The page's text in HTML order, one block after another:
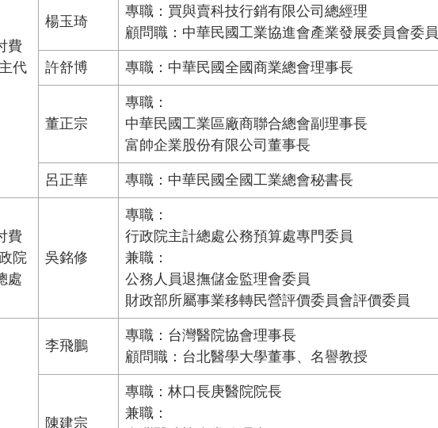
費
代
楊玉琦
專職：買與賣科技行銷有限公司總經理
顧問職：中華民國工業協進會產業發展委員會委員
許舒博 專職：中華民國全國商業總會理事長
董正宗
專職：
中華民國工業區廠商聯合總會副理事長
富帥企業股份有限公司董事長
呂正華 專職：中華民國全國工業總會秘書長
費
院
處
吳銘修
專職：
行政院主計總處公務預算處專門委員
兼職：
公務人員退撫儲金監理會委員
財政部所屬事業移轉民營評價委員會評價委員
李飛鵬
專職：台灣醫院協會理事長
顧問職：台北醫學大學董事、名譽教授
陳建宗
專職：林口長庚醫院院長
兼職：